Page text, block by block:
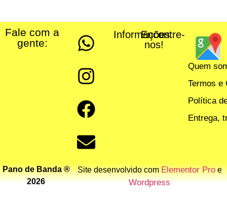
Fale com a
gente:
Informações:
Encontre-
nos!
Quem
Termos e
Política
Entrega,
Pano de Banda ®
2026
Site desenvolvido comElementor Proe
Wordpress